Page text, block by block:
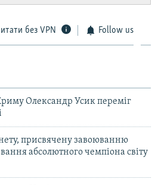
без VPN Follow us
Олександр Усик переміг
присвячену завоюванню
абсолютного чемпіона світу